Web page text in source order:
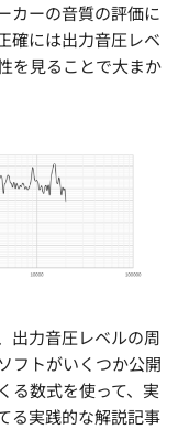
カーの音質の評価に
確には出力音圧レベ
を見ることで大まか
出力音圧レベルの周
フトがいくつか公開
る数式を使って、実
る実践的な解説記事